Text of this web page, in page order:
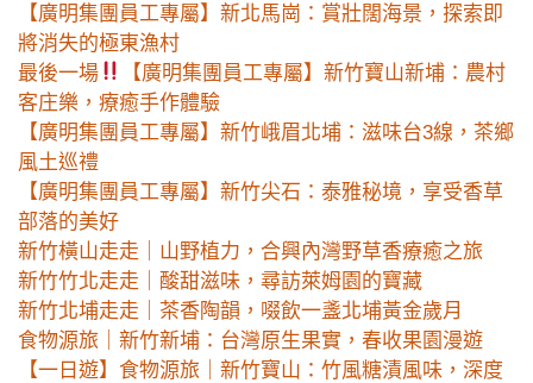
【廣明集團員工專屬】新北馬崗：賞壯闊海景，探索即
將消失的極東漁村
最後一場
【廣明集團員工專屬】新竹寶山新埔：農村
客庄樂，療癒手作體驗
【廣明集團員工專屬】新竹峨眉北埔：滋味台3線，茶鄉
風土巡禮
【廣明集團員工專屬】新竹尖石：泰雅秘境，享受香草
部落的美好
新竹橫山走走｜山野植力，合興內灣野草香療癒之旅
新竹竹北走走｜酸甜滋味，尋訪萊姆園的寶藏
新竹北埔走走｜茶香陶韻，啜飲一盞北埔黃金歲月
食物源旅｜新竹新埔：台灣原生果實，春收果園漫遊
【一日遊】食物源旅｜新竹寶山：竹風糖漬風味，深度